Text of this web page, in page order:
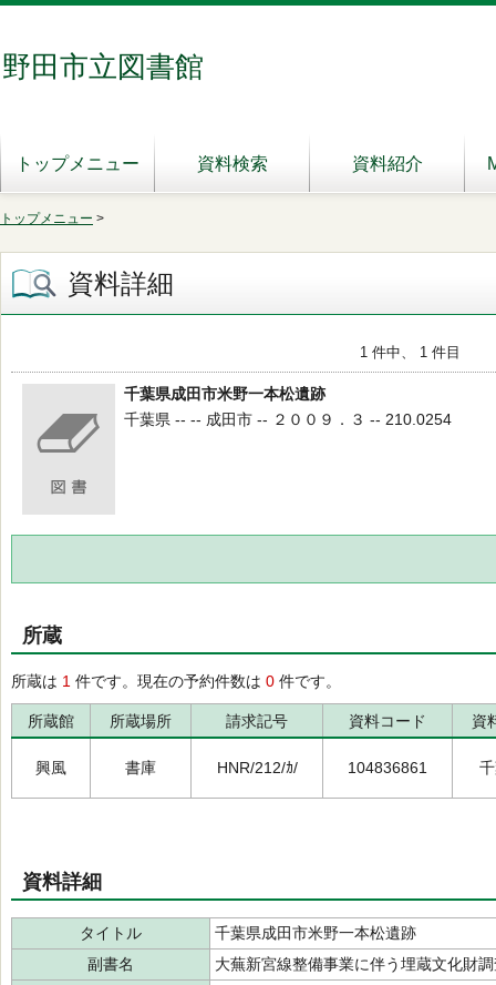
野田市立図書館
トップメニュー 資料検索 資料紹介
トップメニュー >
資料詳細
1 件中、 1 件目
千葉県成田市米野一本松遺跡
千葉県 -- -- 成田市 -- ２００９．３ -- 210.0254
所蔵
所蔵は 1 件です。現在の予約件数は 0 件です。
所蔵館 所蔵場所 請求記号 資料コード 資
興風 書庫 HNR/212/ｶ/ 104836861
資料詳細
タイトル
千葉県成田市米野一本松遺跡
副書名
大蕪新宮線整備事業に伴う埋蔵文化財